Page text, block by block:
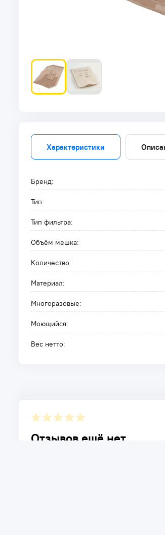
Характеристики
Бренд:
Тип:
Тип фильтра:
Объём мешка:
Количество:
Материал:
Многоразовые:
Моющийся:
Вес нетто:
Отзывов ещё нет.